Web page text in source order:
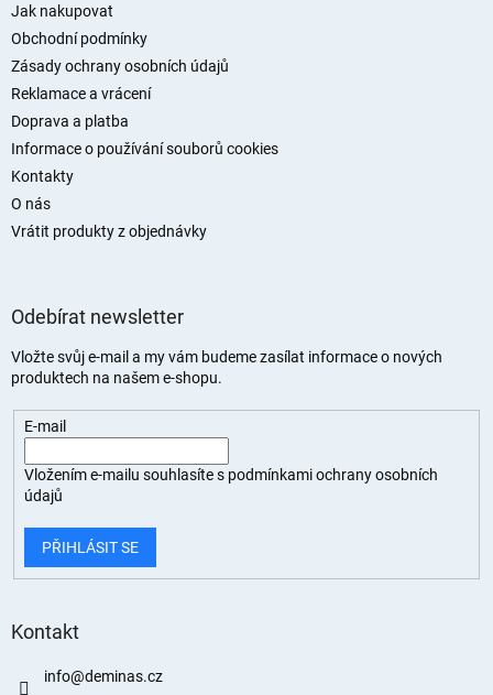
Jak nakupovat
Obchodní podmínky
Zásady ochrany osobních údajů
Reklamace a vrácení
Doprava a platba
Informace o používání souborů cookies
Kontakty
O nás
Vrátit produkty z objednávky
Odebírat newsletter
Vložte svůj e-mail a my vám budeme zasílat informace o nových
produktech na našem e-shopu.
E-mail
Vložením e-mailu souhlasíte s podmínkami ochrany osobních
údajů
PŘIHLÁSIT SE
Kontakt
info@deminas.cz